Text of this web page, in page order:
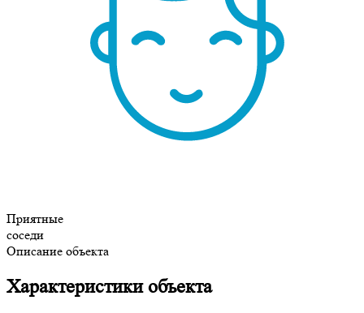
Приятные
соседи
Описание объекта
Характеристики объекта